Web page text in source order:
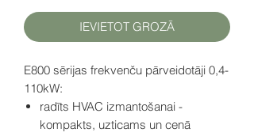
IEVIETOT GROZĀ
E800 sērijas frekvenču pārveidotāji 0,4-
110kW:
radīts HVAC izmantošanai -
kompakts, uzticams un cenā